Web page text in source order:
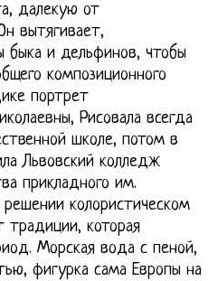
далекую от
вытягивает,
быка и дельфинов, чтобы
композиционного
портрет
Рисовала всегда
школе, потом в
Львовский колледж
прикладного им.
колористическом
традиции, которая
Морская вода с пеной,
фигурка сама Европы на